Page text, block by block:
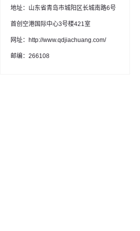
地址：山东省青岛市城阳区长城南路6号
首创空港国际中心3号楼421室
网址：http://www.qdjiachuang.com/
邮编：266108